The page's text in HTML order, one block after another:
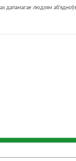
дапамагае людзям